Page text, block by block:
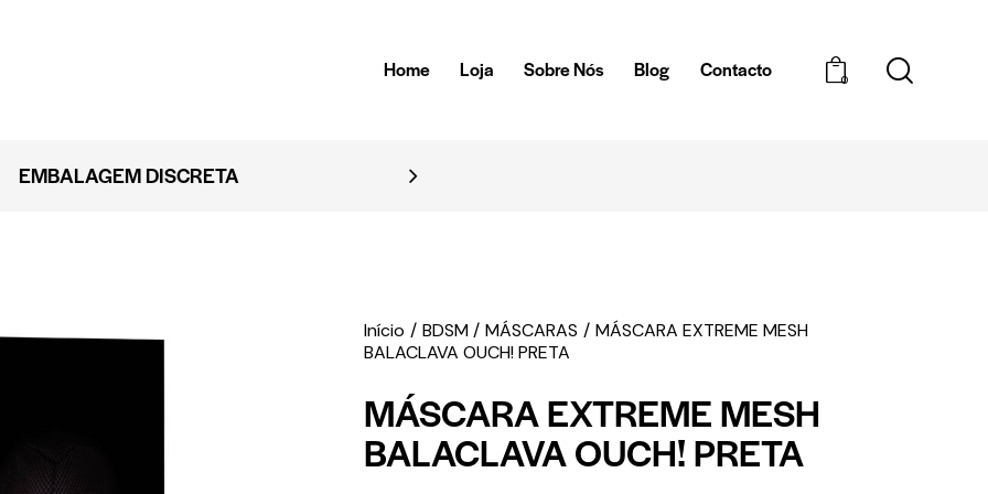
Home Loja Sobre Nós Blog Contacto 0
EMBALAGEM DISCRETA
Início BDSM MÁSCARAS
MÁSCARA EXTREME MESH
BALACLAVA OUCH! PRETA
MÁSCARA EXTREME MESH
BALACLAVA OUCH! PRETA